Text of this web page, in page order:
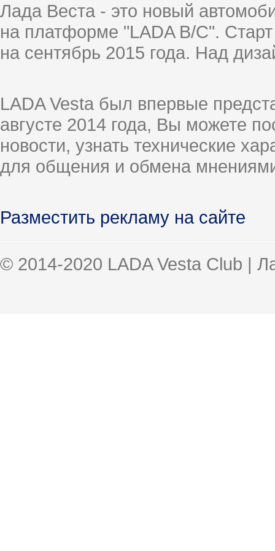
Лада Веста - это новый
на платформе "LADA B/C".
на сентябрь 2015 года. Над
LADA Vesta был впервые
августе 2014 года, Вы можете
новости, узнать технические
для общения и обмена
Разместить рекламу на сайте
© 2014-2020 LADA Vesta Club |